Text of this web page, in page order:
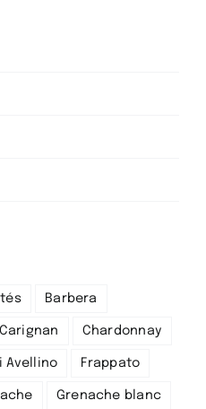
Barbera
Carignan Chardonnay
Avellino Frappato
Grenache blanc